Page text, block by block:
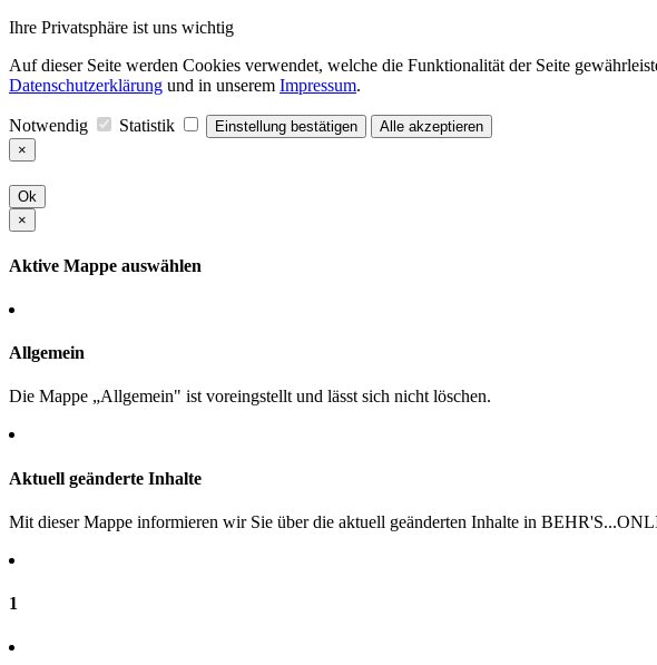
Ihre Privatsphäre ist uns wichtig
Auf dieser Seite werden Cookies verwendet, welche die Funktionalität der Seite
Datenschutzerklärung und in unserem Impressum.
Notwendig Statistik Einstellung bestätigen
Alle akzeptieren
×
Ok
×
Aktive Mappe auswählen
Allgemein
Die Mappe „Allgemein" ist voreingstellt und lässt sich nicht löschen.
Aktuell geänderte Inhalte
Mit dieser Mappe informieren wir Sie über die aktuell geänderten Inhalte in
1